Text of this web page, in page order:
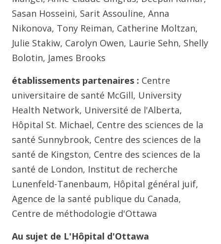
Sasan Hosseini, Sarit Assouline, Anna
Nikonova, Tony Reiman, Catherine Moltzan,
Julie Stakiw, Carolyn Owen, Laurie Sehn, Shelly
Bolotin, James Brooks
établissements partenaires : Centre
universitaire de santé McGill, University
Health Network, Université de l'Alberta,
Hôpital St. Michael, Centre des sciences de la
santé Sunnybrook, Centre des sciences de la
santé de Kingston, Centre des sciences de la
santé de London, Institut de recherche
Lunenfeld-Tanenbaum, Hôpital général juif,
Agence de la santé publique du Canada,
Centre de méthodologie d'Ottawa
Au sujet de L'Hôpital d'Ottawa